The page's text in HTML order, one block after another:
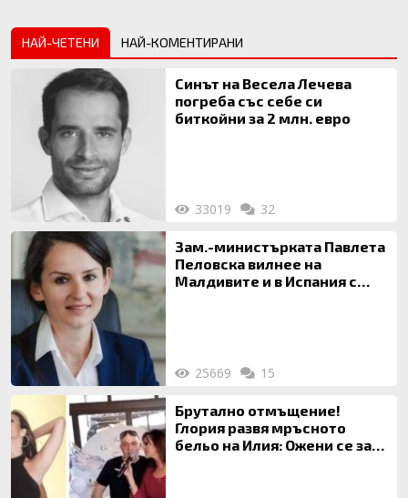
НАЙ-ЧЕТЕНИ НАЙ-КОМЕНТИРАНИ
Синът на Весела Лечева
погреба със себе си
биткойни за 2 млн. евро
33019 32
Зам.-министърката Павлета
Пеловска вилнее на
Малдивите и в Испания с
25669 15
Брутално отмъщение!
Глория развя мръсното
бельо на Илия: Ожени се за